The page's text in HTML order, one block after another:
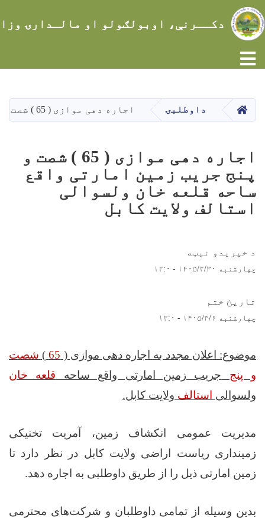
دانګل
دکــرنې، اوبولګولو او مالـدارۍ
Toggle navigation
کور داوطلبۍ اجاره دهی موازی ( 65 ) شصت و پنج جریب زمین امارتی واقع ساحه قلعه خان ولسوالی استالف ولایت کابل
اجاره دهی موازی ( 65 ) شصت و
پنج جریب زمین امارتی واقع
ساحه قلعه خان ولسوالی
استالف ولایت کابل
د خپریدو نېټه
چهارشنبه ۱۴۰۵/۲/۳۰ - ۱۲:۰
تاریخ ختم
چهارشنبه ۱۴۰۵/۳/۶ - ۱۲:۰
موضوع: اعلان مجدد به اجاره دهی موازی ( 65
) شصت
و پنج جریب زمین امارتی واقع ساحه قلعه خان
ولسوالی استالف ولایت کابل.
مدیریت عمومی انکشاف زمین، آمریت تخنیکی
زمینداری ریاست اراضی ولایت کابل در نظر دارد تا
زمین امارتی ذیل را از طریق داوطلبی به اجاره دهد.
بدین‌ وسیله از تمامی داوطلبان و شرکت‌های محترمی